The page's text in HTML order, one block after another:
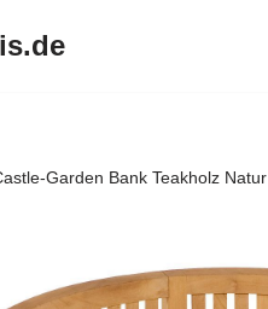
Garden Bank Teakholz Natur